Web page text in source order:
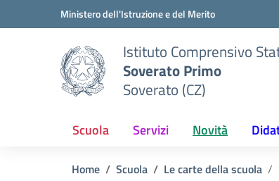
Vai ai contenuti
Vai al menu di navigazioneMinistero dell'Istruzione e del Merito
Istituto Comprensivo
Soverato Primo
Soverato (CZ)
Scuola Servizi Novità
Home Scuola Le carte della scuola